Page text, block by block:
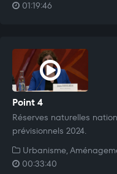
01:19:46
Point 4
Réserves naturelles
prévisionnels 2024.
Urbanisme,
00:33:40